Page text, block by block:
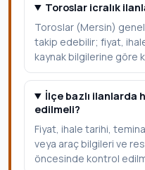
Toroslar icralık
Toroslar (Mersin)
takip edebilir; fiyat,
kaynak bilgilerine göre
İlçe bazlı ilanlarda
edilmeli?
Fiyat, ihale tarihi,
veya araç bilgileri ve
öncesinde kontrol